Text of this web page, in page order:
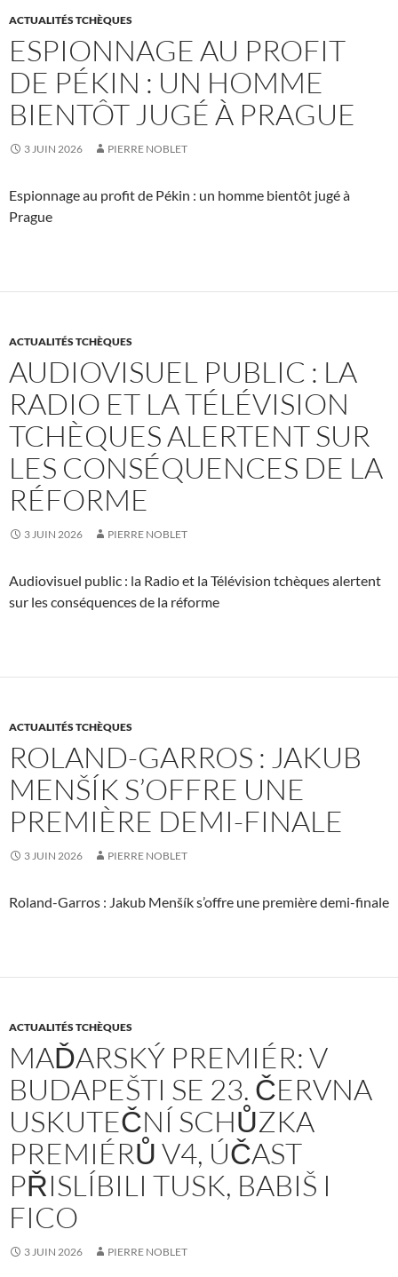
ACTUALITÉS TCHÈQUES
ESPIONNAGE AU PROFIT
DE PÉKIN : UN HOMME
BIENTÔT JUGÉ À PRAGUE
3 JUIN 2026 PIERRE NOBLET
Espionnage au profit de Pékin : un homme bientôt jugé à
Prague
ACTUALITÉS TCHÈQUES
AUDIOVISUEL PUBLIC : LA
RADIO ET LA TÉLÉVISION
TCHÈQUES ALERTENT SUR
LES CONSÉQUENCES DE LA
RÉFORME
3 JUIN 2026 PIERRE NOBLET
Audiovisuel public : la Radio et la Télévision tchèques alertent
sur les conséquences de la réforme
ACTUALITÉS TCHÈQUES
ROLAND-GARROS : JAKUB
MENŠÍK S’OFFRE UNE
PREMIÈRE DEMI-FINALE
3 JUIN 2026 PIERRE NOBLET
Roland-Garros : Jakub Menšík s’offre une première demi-finale
ACTUALITÉS TCHÈQUES
MAĎARSKÝ PREMIÉR: V
BUDAPEŠTI SE 23. ČERVNA
USKUTEČNÍ SCHŮZKA
PREMIÉRŮ V4, ÚČAST
PŘISLÍBILI TUSK, BABIŠ I
FICO
3 JUIN 2026 PIERRE NOBLET